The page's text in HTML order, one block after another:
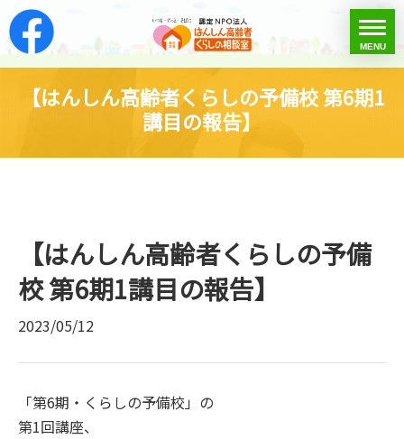
はんしん高齢者くら
toggle
menu
MENU
【はんしん高齢者くらしの予備校 第6期1
講目の報告】
【はんしん高齢者くらしの予備
校 第6期1講目の報告】
2023/05/12
「第6期・くらしの予備校」の
第1回講座、